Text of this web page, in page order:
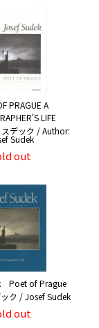
PRAGUE A
LIFE
デック / Author:
Sudek
out
Poet of Prague
ク / Josef Sudek
out